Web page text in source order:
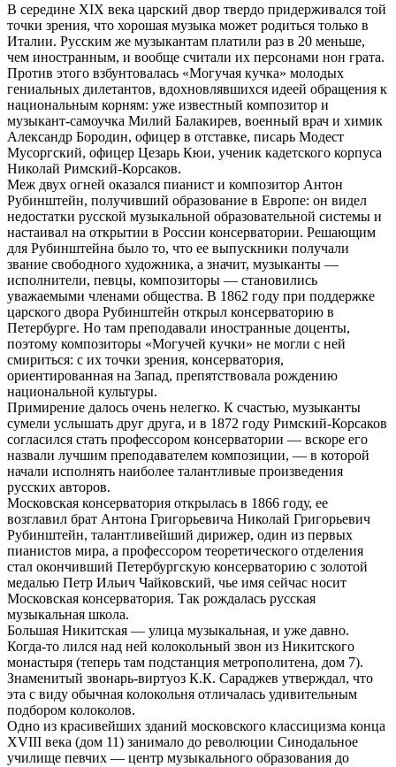
В середине XIX века царский двор твердо придерживался той
точки зрения, что хорошая музыка может родиться только в
Италии. Русским же музыкантам платили раз в 20 меньше,
чем иностранным, и вообще считали их персонами нон грата.
Против этого взбунтовалась «Могучая кучка» молодых
гениальных дилетантов, вдохновлявшихся идеей обращения к
национальным корням: уже известный композитор и
музыкант-самоучка Милий Балакирев, военный врач и химик
Александр Бородин, офицер в отставке, писарь Модест
Мусоргский, офицер Цезарь Кюи, ученик кадетского корпуса
Николай Римский-Корсаков.
Меж двух огней оказался пианист и композитор Антон
Рубинштейн, получивший образование в Европе: он видел
недостатки русской музыкальной образовательной системы и
настаивал на открытии в России консерватории. Решающим
для Рубинштейна было то, что ее выпускники получали
звание свободного художника, а значит, музыканты —
исполнители, певцы, композиторы — становились
уважаемыми членами общества. В 1862 году при поддержке
царского двора Рубинштейн открыл консерваторию в
Петербурге. Но там преподавали иностранные доценты,
поэтому композиторы «Могучей кучки» не могли с ней
смириться: с их точки зрения, консерватория,
ориентированная на Запад, препятствовала рождению
национальной культуры.
Примирение далось очень нелегко. К счастью, музыканты
сумели услышать друг друга, и в 1872 году Римский-Корсаков
согласился стать профессором консерватории — вскоре его
назвали лучшим преподавателем композиции, — в которой
начали исполнять наиболее талантливые произведения
русских авторов.
Московская консерватория открылась в 1866 году, ее
возглавил брат Антона Григорьевича Николай Григорьевич
Рубинштейн, талантливейший дирижер, один из первых
пианистов мира, а профессором теоретического отделения
стал окончивший Петербургскую консерваторию с золотой
медалью Петр Ильич Чайковский, чье имя сейчас носит
Московская консерватория. Так рождалась русская
музыкальная школа.
Большая Никитская — улица музыкальная, и уже давно.
Когда-то лился над ней колокольный звон из Никитского
монастыря (теперь там подстанция метрополитена, дом 7).
Знаменитый звонарь-виртуоз К.К. Сараджев утверждал, что
эта с виду обычная колокольня отличалась удивительным
подбором колоколов.
Одно из красивейших зданий московского классицизма конца
XVIII века (дом 11) занимало до революции Синодальное
училище певчих — центр музыкального образования до